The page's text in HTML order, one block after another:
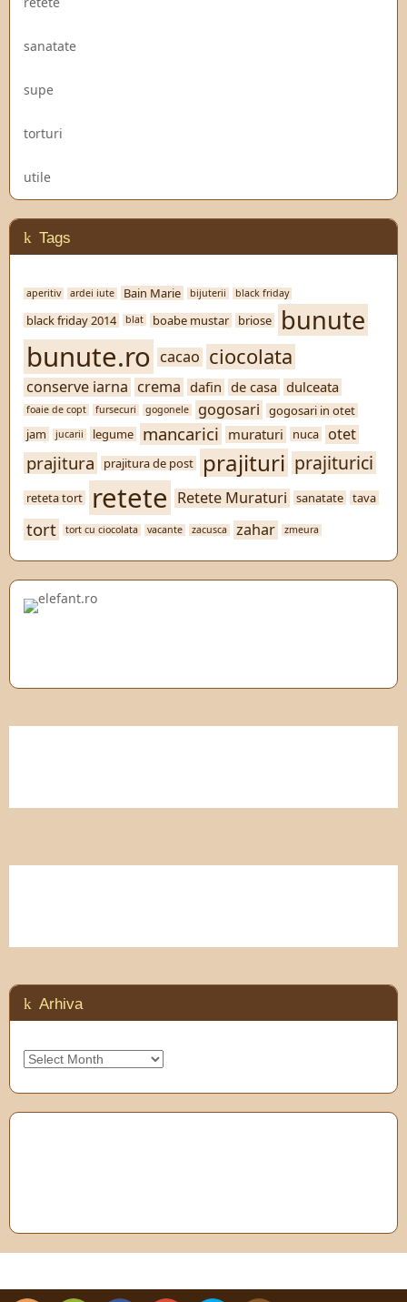
sanatate
supe
torturi
utile
Tags
aperitiv ardei iute Bain Marie bijuterii black friday
black friday 2014 blat boabe mustar briose bunute
bunute.ro cacao ciocolata
conserve iarna crema dafin de casa dulceata
foaie de copt fursecuri gogonele gogosari
gogosari in otet
jam
jucarii legume mancarici muraturi nuca otet
prajitura prajitura de post prajituri prajiturici
reteta tort retete Retete Muraturi sanatate tava
tort tort cu ciocolata vacante zacusca zahar zmeura
Arhiva
Arhiva